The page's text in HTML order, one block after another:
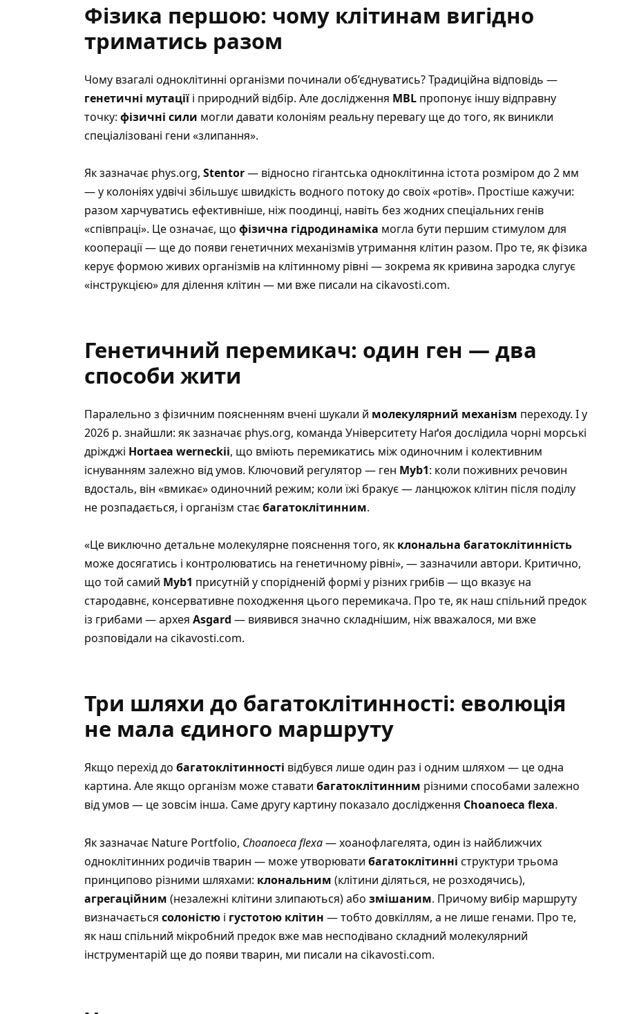
Фізика першою: чому клітинам вигідно
триматись разом
Чому взагалі одноклітинні організми починали об’єднуватись? Традиційна відповідь —
генетичні мутації і природний відбір. Але дослідження MBL пропонує іншу відправну
точку: фізичні сили могли давати колоніям реальну перевагу ще до того, як виникли
спеціалізовані гени «злипання».
Як зазначає phys.org, Stentor— відносно гігантська одноклітинна істота розміром до 2 мм
— у колоніях удвічі збільшує швидкість водного потоку до своїх «ротів». Простіше кажучи:
разом харчуватись ефективніше, ніж поодинці, навіть без жодних спеціальних генів
«співпраці». Це означає, що фізична гідродинаміка могла бути першим стимулом для
кооперації — ще до появи генетичних механізмів утримання клітин разом. Про те, як фізика
керує формою живих організмів на клітинному рівні — зокрема як кривина зародка слугує
«інструкцією» для ділення клітин — ми вже писали на cikavosti.com.
Генетичний перемикач: один ген — два
способи жити
Паралельно з фізичним поясненням вчені шукали й молекулярний механізм переходу. І у
2026 р. знайшли: як зазначає phys.org, команда Університету Наґоя дослідила чорні морські
дріжджі Hortaea werneckii, що вміють перемикатись між одиночним і колективним
існуванням залежно від умов. Ключовий регулятор — ген Myb1: коли поживних речовин
вдосталь, він «вмикає» одиночний режим; коли їжі бракує — ланцюжок клітин після поділу
не розпадається, і організм стаєбагатоклітинним.
«Це виключно детальне молекулярне пояснення того, як клональна багатоклітинність
може досягатись і контролюватись на генетичному рівні», — зазначили автори. Критично,
що той самий Myb1 присутній у спорідненій формі у різних грибів — що вказує на
стародавнє, консервативне походження цього перемикача. Про те, як наш спільний предок
із грибами — архея Аsgard — виявився значно складнішим, ніж вважалося, ми вже
розповідали на cikavosti.com.
Три шляхи до багатоклітинності: еволюція
не мала єдиного маршруту
Якщо перехід до багатоклітинності відбувся лише один раз і одним шляхом — це одна
картина. Але якщо організм може ставати багатоклітинним різними способами залежно
від умов — це зовсім інша. Саме другу картину показало дослідження Choanoeca flexa.
Як зазначає Nature Portfolio, Choanoeca flexa— хоанофлагелята, один із найближчих
одноклітинних родичів тварин — може утворювати багатоклітинні структури трьома
принципово різними шляхами: клональним (клітини діляться, не розходячись),
агрегаційним (незалежні клітини злипаються) або змішаним. Причому вибір маршруту
визначається солоністю і густотою клітин — тобто довкіллям, а не лише генами. Про те,
як наш спільний мікробний предок вже мав несподівано складний молекулярний
інструментарій ще до появи тварин, ми писали на cikavosti.com.